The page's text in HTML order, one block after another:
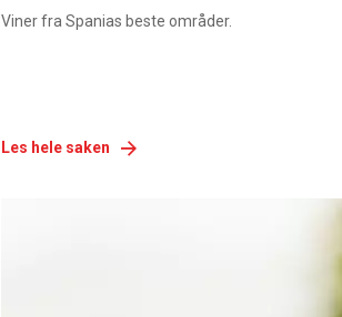
Viner fra Spanias beste områder.
Les hele saken